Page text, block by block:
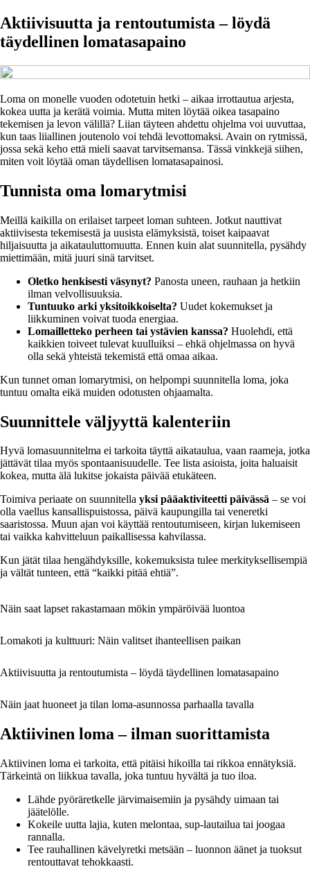
Aktiivisuutta ja rentoutumista – löydä
täydellinen lomatasapaino
Loma on monelle vuoden odotetuin hetki – aikaa irrottautua arjesta,
kokea uutta ja kerätä voimia. Mutta miten löytää oikea tasapaino
tekemisen ja levon välillä? Liian täyteen ahdettu ohjelma voi uuvuttaa,
kun taas liiallinen joutenolo voi tehdä levottomaksi. Avain on rytmissä,
jossa sekä keho että mieli saavat tarvitsemansa. Tässä vinkkejä siihen,
miten voit löytää oman täydellisen lomatasapainosi.
Tunnista oma lomarytmisi
Meillä kaikilla on erilaiset tarpeet loman suhteen. Jotkut nauttivat
aktiivisesta tekemisestä ja uusista elämyksistä, toiset kaipaavat
hiljaisuutta ja aikatauluttomuutta. Ennen kuin alat suunnitella, pysähdy
miettimään, mitä juuri sinä tarvitset.
Oletko henkisesti väsynyt? Panosta uneen, rauhaan ja hetkiin
ilman velvollisuuksia.
Tuntuuko arki yksitoikkoiselta? Uudet kokemukset ja
liikkuminen voivat tuoda energiaa.
Lomailletteko perheen tai ystävien kanssa? Huolehdi, että
kaikkien toiveet tulevat kuulluiksi – ehkä ohjelmassa on hyvä
olla sekä yhteistä tekemistä että omaa aikaa.
Kun tunnet oman lomarytmisi, on helpompi suunnitella loma, joka
tuntuu omalta eikä muiden odotusten ohjaamalta.
Suunnittele väljyyttä kalenteriin
Hyvä lomasuunnitelma ei tarkoita täyttä aikataulua, vaan raameja, jotka
jättävät tilaa myös spontaanisuudelle. Tee lista asioista, joita haluaisit
kokea, mutta älä lukitse jokaista päivää etukäteen.
Toimiva periaate on suunnitella yksi pääaktiviteetti päivässä – se voi
olla vaellus kansallispuistossa, päivä kaupungilla tai veneretki
saaristossa. Muun ajan voi käyttää rentoutumiseen, kirjan lukemiseen
tai vaikka kahvitteluun paikallisessa kahvilassa.
Kun jätät tilaa hengähdyksille, kokemuksista tulee merkityksellisempiä
ja vältät tunteen, että “kaikki pitää ehtiä”.
Näin saat lapset rakastamaan mökin ympäröivää luontoa
Lomakoti ja kulttuuri: Näin valitset ihanteellisen paikan
Aktiivisuutta ja rentoutumista – löydä täydellinen lomatasapaino
Näin jaat huoneet ja tilan loma-asunnossa parhaalla tavalla
Aktiivinen loma – ilman suorittamista
Aktiivinen loma ei tarkoita, että pitäisi hikoilla tai rikkoa ennätyksiä.
Tärkeintä on liikkua tavalla, joka tuntuu hyvältä ja tuo iloa.
Lähde pyöräretkelle järvimaisemiin ja pysähdy uimaan tai
jäätelölle.
Kokeile uutta lajia, kuten melontaa, sup-lautailua tai joogaa
rannalla.
Tee rauhallinen kävelyretki metsään – luonnon äänet ja tuoksut
rentouttavat tehokkaasti.